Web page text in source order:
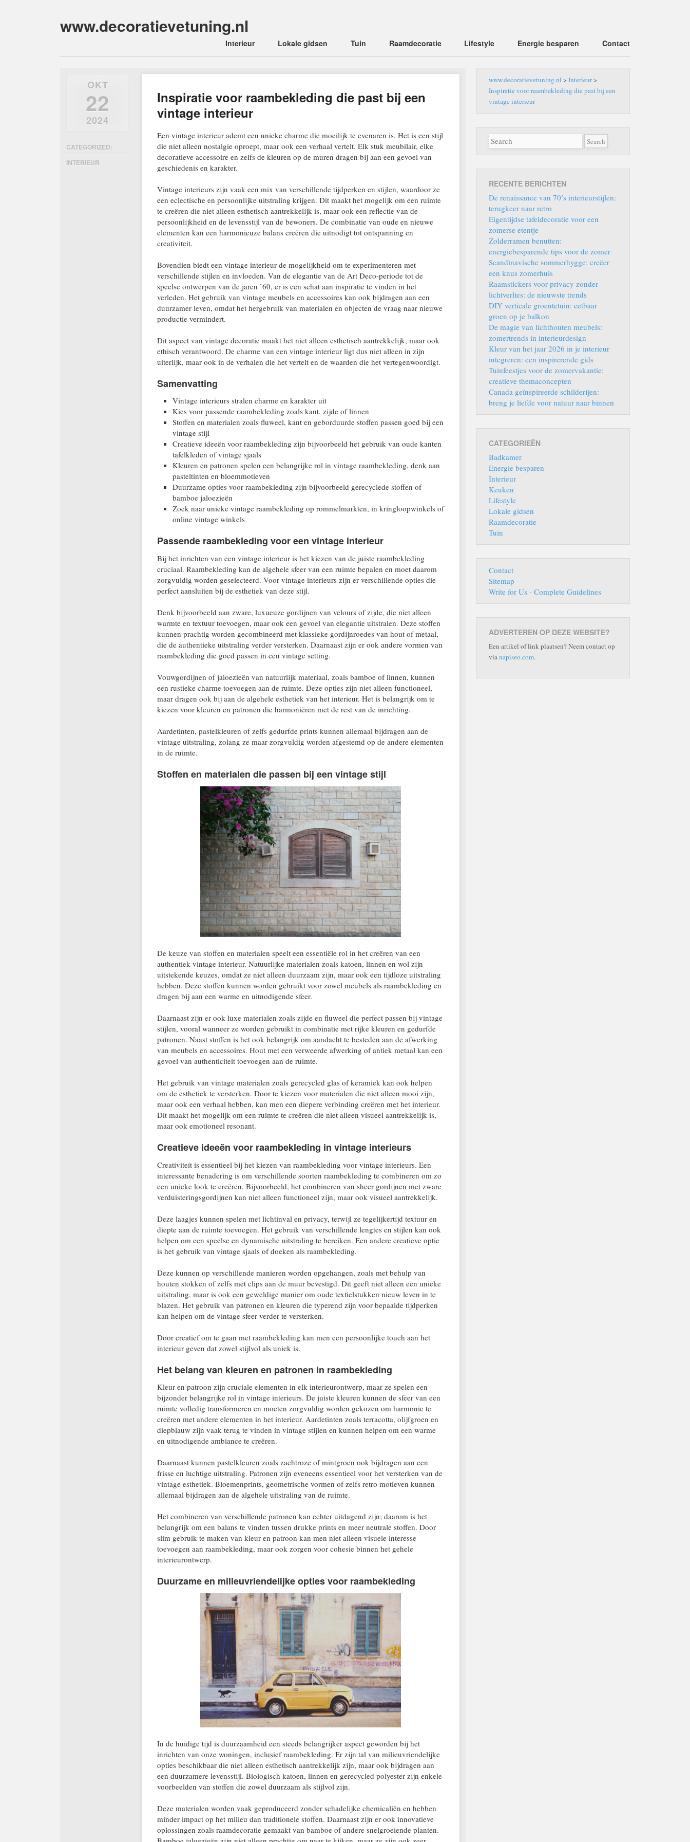
www.decoratievetuning.nl
Main menu
Interieur Lokale gidsen Tuin Raamdecoratie Lifestyle Energie besparen Contact
Inspiratie voor raambekleding die past bij een
vintage interieur
Een vintage interieur ademt een unieke charme die moeilijk te evenaren is. Het is een stijl
die niet alleen nostalgie oproept, maar ook een verhaal vertelt. Elk stuk meubilair, elke
decoratieve accessoire en zelfs de kleuren op de muren dragen bij aan een gevoel van
geschiedenis en karakter.
Vintage interieurs zijn vaak een mix van verschillende tijdperken en stijlen, waardoor ze
een eclectische en persoonlijke uitstraling krijgen. Dit maakt het mogelijk om een ruimte
te creëren die niet alleen esthetisch aantrekkelijk is, maar ook een reflectie van de
persoonlijkheid en de levensstijl van de bewoners. De combinatie van oude en nieuwe
elementen kan een harmonieuze balans creëren die uitnodigt tot ontspanning en
creativiteit.
Bovendien biedt een vintage interieur de mogelijkheid om te experimenteren met
verschillende stijlen en invloeden. Van de elegantie van de Art Deco-periode tot de
speelse ontwerpen van de jaren ’60, er is een schat aan inspiratie te vinden in het
verleden. Het gebruik van vintage meubels en accessoires kan ook bijdragen aan een
duurzamer leven, omdat het hergebruik van materialen en objecten de vraag naar nieuwe
productie vermindert.
Dit aspect van vintage decoratie maakt het niet alleen esthetisch aantrekkelijk, maar ook
ethisch verantwoord. De charme van een vintage interieur ligt dus niet alleen in zijn
uiterlijk, maar ook in de verhalen die het vertelt en de waarden die het vertegenwoordigt.
Samenvatting
Vintage interieurs stralen charme en karakter uit
Kies voor passende raambekleding zoals kant, zijde of linnen
Stoffen en materialen zoals fluweel, kant en geborduurde stoffen passen goed bij een
vintage stijl
Creatieve ideeën voor raambekleding zijn bijvoorbeeld het gebruik van oude kanten
tafelkleden of vintage sjaals
Kleuren en patronen spelen een belangrijke rol in vintage raambekleding, denk aan
pasteltinten en bloemmotieven
Duurzame opties voor raambekleding zijn bijvoorbeeld gerecyclede stoffen of
bamboe jaloezieën
Zoek naar unieke vintage raambekleding op rommelmarkten, in kringloopwinkels of
online vintage winkels
Passende raambekleding voor een vintage interieur
Bij het inrichten van een vintage interieur is het kiezen van de juiste raambekleding
cruciaal. Raambekleding kan de algehele sfeer van een ruimte bepalen en moet daarom
zorgvuldig worden geselecteerd. Voor vintage interieurs zijn er verschillende opties die
perfect aansluiten bij de esthetiek van deze stijl.
Denk bijvoorbeeld aan zware, luxueuze gordijnen van velours of zijde, die niet alleen
warmte en textuur toevoegen, maar ook een gevoel van elegantie uitstralen. Deze stoffen
kunnen prachtig worden gecombineerd met klassieke gordijnroedes van hout of metaal,
die de authentieke uitstraling verder versterken. Daarnaast zijn er ook andere vormen van
raambekleding die goed passen in een vintage setting.
Vouwgordijnen of jaloezieën van natuurlijk materiaal, zoals bamboe of linnen, kunnen
een rustieke charme toevoegen aan de ruimte. Deze opties zijn niet alleen functioneel,
maar dragen ook bij aan de algehele esthetiek van het interieur. Het is belangrijk om te
kiezen voor kleuren en patronen die harmoniëren met de rest van de inrichting.
Aardetinten, pastelkleuren of zelfs gedurfde prints kunnen allemaal bijdragen aan de
vintage uitstraling, zolang ze maar zorgvuldig worden afgestemd op de andere elementen
in de ruimte.
Stoffen en materialen die passen bij een vintage stijl
De keuze van stoffen en materialen speelt een essentiële rol in het creëren van een
authentiek vintage interieur. Natuurlijke materialen zoals katoen, linnen en wol zijn
uitstekende keuzes, omdat ze niet alleen duurzaam zijn, maar ook een tijdloze uitstraling
hebben. Deze stoffen kunnen worden gebruikt voor zowel meubels als raambekleding en
dragen bij aan een warme en uitnodigende sfeer.
Daarnaast zijn er ook luxe materialen zoals zijde en fluweel die perfect passen bij vintage
stijlen, vooral wanneer ze worden gebruikt in combinatie met rijke kleuren en gedurfde
patronen. Naast stoffen is het ook belangrijk om aandacht te besteden aan de afwerking
van meubels en accessoires. Hout met een verweerde afwerking of antiek metaal kan een
gevoel van authenticiteit toevoegen aan de ruimte.
Het gebruik van vintage materialen zoals gerecycled glas of keramiek kan ook helpen
om de esthetiek te versterken. Door te kiezen voor materialen die niet alleen mooi zijn,
maar ook een verhaal hebben, kan men een diepere verbinding creëren met het interieur.
Dit maakt het mogelijk om een ruimte te creëren die niet alleen visueel aantrekkelijk is,
maar ook emotioneel resonant.
Creatieve ideeën voor raambekleding in vintage interieurs
Creativiteit is essentieel bij het kiezen van raambekleding voor vintage interieurs. Een
interessante benadering is om verschillende soorten raambekleding te combineren om zo
een unieke look te creëren. Bijvoorbeeld, het combineren van sheer gordijnen met zware
verduisteringsgordijnen kan niet alleen functioneel zijn, maar ook visueel aantrekkelijk.
Deze laagjes kunnen spelen met lichtinval en privacy, terwijl ze tegelijkertijd textuur en
diepte aan de ruimte toevoegen. Het gebruik van verschillende lengtes en stijlen kan ook
helpen om een speelse en dynamische uitstraling te bereiken. Een andere creatieve optie
is het gebruik van vintage sjaals of doeken als raambekleding.
Deze kunnen op verschillende manieren worden opgehangen, zoals met behulp van
houten stokken of zelfs met clips aan de muur bevestigd. Dit geeft niet alleen een unieke
uitstraling, maar is ook een geweldige manier om oude textielstukken nieuw leven in te
blazen. Het gebruik van patronen en kleuren die typerend zijn voor bepaalde tijdperken
kan helpen om de vintage sfeer verder te versterken.
Door creatief om te gaan met raambekleding kan men een persoonlijke touch aan het
interieur geven dat zowel stijlvol als uniek is.
Het belang van kleuren en patronen in raambekleding
Kleur en patroon zijn cruciale elementen in elk interieurontwerp, maar ze spelen een
bijzonder belangrijke rol in vintage interieurs. De juiste kleuren kunnen de sfeer van een
ruimte volledig transformeren en moeten zorgvuldig worden gekozen om harmonie te
creëren met andere elementen in het interieur. Aardetinten zoals terracotta, olijfgroen en
diepblauw zijn vaak terug te vinden in vintage stijlen en kunnen helpen om een warme
en uitnodigende ambiance te creëren.
Daarnaast kunnen pastelkleuren zoals zachtroze of mintgroen ook bijdragen aan een
frisse en luchtige uitstraling. Patronen zijn eveneens essentieel voor het versterken van de
vintage esthetiek. Bloemenprints, geometrische vormen of zelfs retro motieven kunnen
allemaal bijdragen aan de algehele uitstraling van de ruimte.
Het combineren van verschillende patronen kan echter uitdagend zijn; daarom is het
belangrijk om een balans te vinden tussen drukke prints en meer neutrale stoffen. Door
slim gebruik te maken van kleur en patroon kan men niet alleen visuele interesse
toevoegen aan raambekleding, maar ook zorgen voor cohesie binnen het gehele
interieurontwerp.
Duurzame en milieuvriendelijke opties voor raambekleding
In de huidige tijd is duurzaamheid een steeds belangrijker aspect geworden bij het
inrichten van onze woningen, inclusief raambekleding. Er zijn tal van milieuvriendelijke
opties beschikbaar die niet alleen esthetisch aantrekkelijk zijn, maar ook bijdragen aan
een duurzamere levensstijl. Biologisch katoen, linnen en gerecycled polyester zijn enkele
voorbeelden van stoffen die zowel duurzaam als stijlvol zijn.
Deze materialen worden vaak geproduceerd zonder schadelijke chemicaliën en hebben
minder impact op het milieu dan traditionele stoffen. Daarnaast zijn er ook innovatieve
oplossingen zoals raamdecoratie gemaakt van bamboe of andere snelgroeiende planten.
OKT
22
2024
CATEGORIZED:
INTERIEUR
www.decoratievetuning.nl > Interieur>
Inspiratie voor raambekleding die past bij een
vintage interieur
RECENTE BERICHTEN
De renaissance van 70’s interieurstijlen:
terugkeer naar retro
Eigentijdse tafeldecoratie voor een
zomerse etentje
Zolderramen benutten:
energiebesparende tips voor de zomer
Scandinavische sommerhygge: creëer
een knus zomerhuis
Raamstickers voor privacy zonder
lichtverlies: de nieuwste trends
DIY verticale groentetuin: eetbaar
groen op je balkon
De magie van lichthouten meubels:
zomertrends in interieurdesign
Kleur van het jaar 2026 in je interieur
integreren: een inspirerende gids
Tuinfeestjes voor de zomervakantie:
creatieve themaconcepten
Canada geïnspireerde schilderijen:
breng je liefde voor natuur naar binnen
CATEGORIEËN
Badkamer
Energie besparen
Interieur
Keuken
Lifestyle
Lokale gidsen
Raamdecoratie
Tuin
Contact
Sitemap
Write for Us - Complete Guidelines
ADVERTEREN OP DEZE WEBSITE?
Een artikel of link plaatsen? Neem contact op
vianapiseo.com.